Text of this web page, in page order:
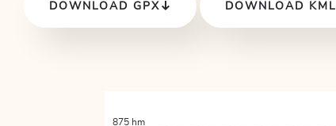
DOWNLOAD GPX DOWNLOAD KML
875 hm